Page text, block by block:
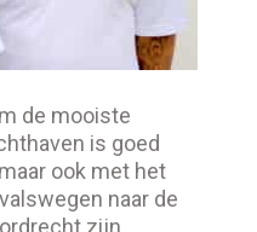
de mooiste
is goed
ook met het
naar de
zijn